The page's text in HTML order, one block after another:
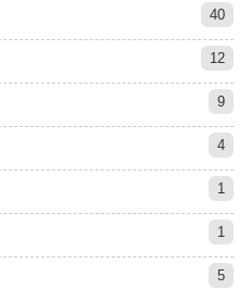
40
12
9
4
1
1
5